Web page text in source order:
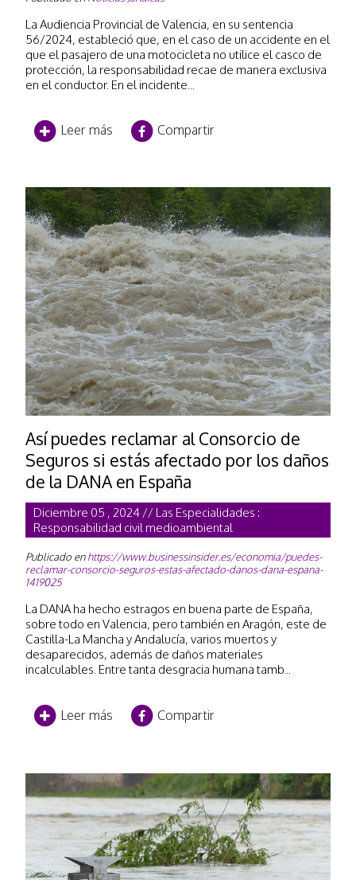
La Audiencia Provincial de Valencia, en su sentencia
56/2024, estableció que, en el caso de un accidente en el
que el pasajero de una motocicleta no utilice el casco de
protección, la responsabilidad recae de manera exclusiva
en el conductor. En el incidente...
Leer más Compartir
Así­ puedes reclamar al Consorcio de
Seguros si estás afectado por los daños
de la DANA en España
Diciembre 05 , 2024 // Las Especialidades :
Responsabilidad civil medioambiental
Publicado enhttps://www.businessinsider.es/economia/puedes-
reclamar-consorcio-seguros-estas-afectado-danos-dana-espana-
1419025
La DANA ha hecho estragos en buena parte de España,
sobre todo en Valencia, pero también en Aragón, este de
Castilla-La Mancha y Andalucía, varios muertos y
desaparecidos, además de daños materiales
incalculables. Entre tanta desgracia humana tamb...
Leer más Compartir